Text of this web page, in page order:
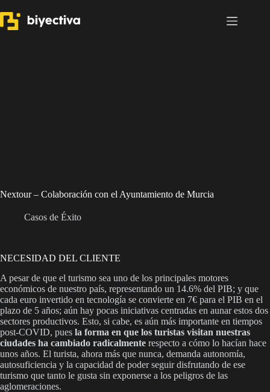
al
contenido
Nextour – Colaboración con el Ayuntamiento de Murcia
Casos de Éxito
NECESIDAD DEL CLIENTE
A pesar de que el turismo sea uno de los principales motores
económicos de nuestro país, representando un 14.6% del PIB; y que
cada euro invertido en tecnología se convierte en 7€ para el PIB en el
plazo de 5 años; aún hay pocas iniciativas centradas en aunar estos dos
sectores productivos. Esto, si cabe, es aún más importante en tiempos
post-COVID, pues la forma en que los turistas visitan nuestras
ciudades ha cambiado radicalmente respecto a cómo lo hacían hace
unos años. El turista, ahora más que nunca, demanda autonomía,
autosuficiencia y la capacidad de poder seguir disfrutando de ese
turismo que tanto le gusta sin exponerse a los peligros de las
aglomeraciones.